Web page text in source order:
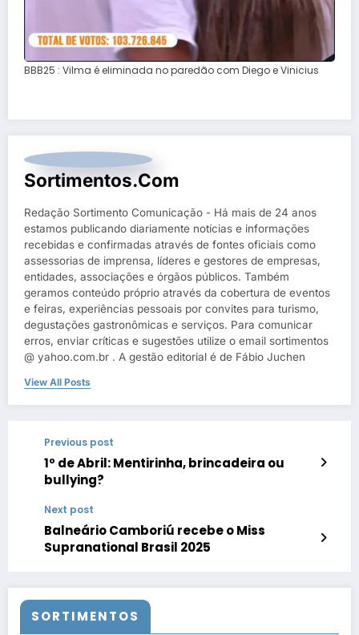
BBB25 : Vilma é eliminada no paredão com Diego e Vinicius
Sortimentos.com
Redação Sortimento Comunicação - Há mais de 24 anos
estamos publicando diariamente notícias e informações
recebidas e confirmadas através de fontes oficiais como
assessorias de imprensa, líderes e gestores de empresas,
entidades, associações e órgãos públicos. Também
geramos conteúdo próprio através da cobertura de eventos
e feiras, experiências pessoais por convites para turismo,
degustações gastronômicas e serviços. Para comunicar
erros, enviar críticas e sugestões utilize o email sortimentos
@ yahoo.com.br . A gestão editorial é de Fábio Juchen
View All Posts
Previous post
1º de Abril: Mentirinha, brincadeira ou
bullying?
Next post
Balneário Camboriú recebe o Miss
Supranational Brasil 2025
SORTIMENTOS